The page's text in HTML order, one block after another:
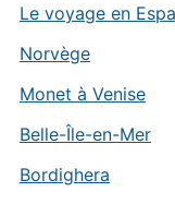
Le voyage en
Norvège
Monet à Venise
Belle-Île-en-Mer
Bordighera